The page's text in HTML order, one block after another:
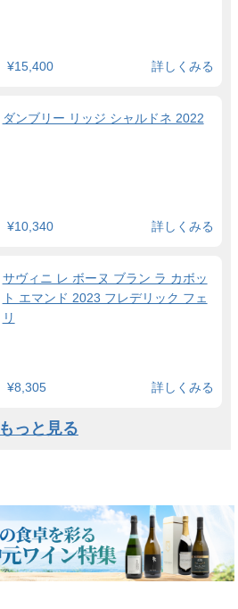
¥15,400 詳しくみる
ダンブリー リッジ シャルドネ 2022
¥10,340 詳しくみる
サヴィニ レ ボーヌ ブラン ラ カボッ
ト エマンド 2023 フレデリック フェ
リ
¥8,305 詳しくみる
もっと見る